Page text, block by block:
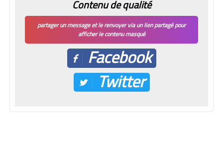
Contenu de qualité
partager un message et le renvoyer via un lien partagé pour
afficher le contenu masqué
Facebook
Twitter